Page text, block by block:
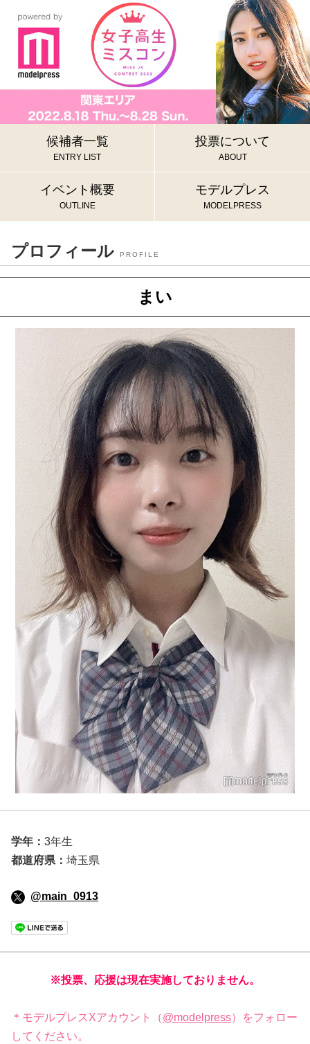
候補者一覧
ENTRY LIST
投票について
ABOUT
イベント概要
OUTLINE
モデルプレス
MODELPRESS
プロフィール PROFILE
まい
学年： 3年生
都道府県： 埼玉県
@main_0913
※投票、応援は現在実施しておりません。
＊モデルプレスXアカウント（@modelpress）をフォロー
してください。